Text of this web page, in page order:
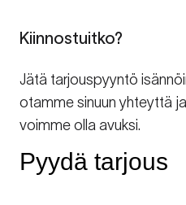
Kiinnostuitko?
Jätä tarjouspyyntö
otamme sinuun yhteyttä
voimme olla avuksi.